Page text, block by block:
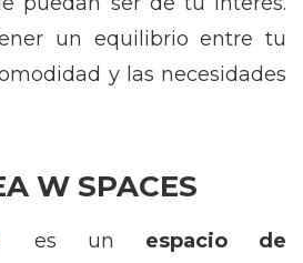
un equilibrio entre tu
y las necesidades
W SPACES
es un espacio de